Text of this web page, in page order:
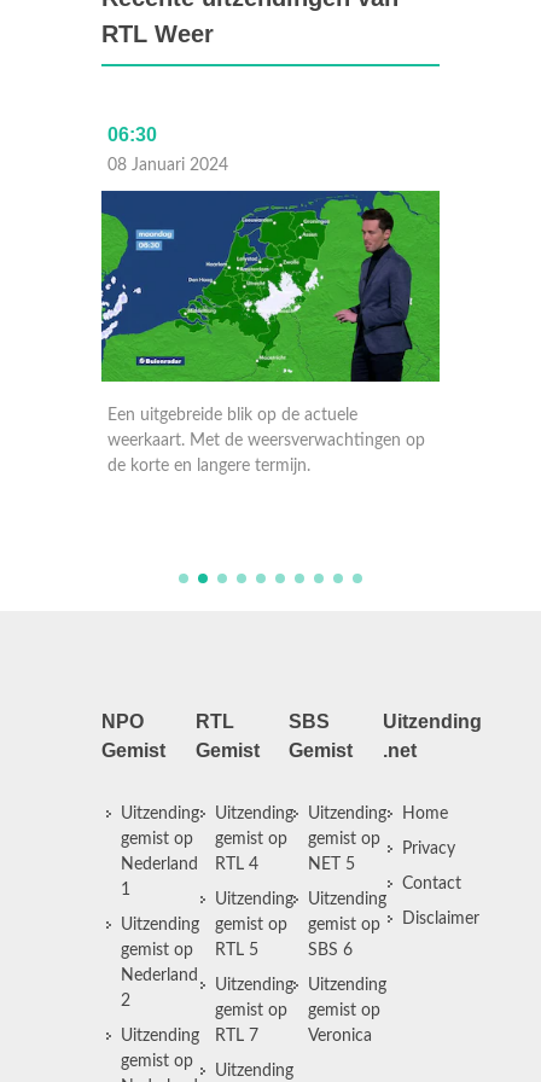
RTL Weer
06:30
08 Januari 2024
Een uitgebreide blik op de actuele
weerkaart. Met de weersverwachtingen op
de korte en langere termijn.
NPO
Gemist
Uitzending
gemist op
Nederland
1
Uitzending
gemist op
Nederland
2
Uitzending
gemist op
RTL
Gemist
Uitzending
gemist op
RTL 4
Uitzending
gemist op
RTL 5
Uitzending
gemist op
RTL 7
Uitzending
SBS
Gemist
Uitzending
gemist op
NET 5
Uitzending
gemist op
SBS 6
Uitzending
gemist op
Veronica
Uitzending
.net
Home
Privacy
Contact
Disclaimer